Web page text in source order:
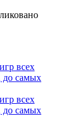
всех
до самых
всех
до самых